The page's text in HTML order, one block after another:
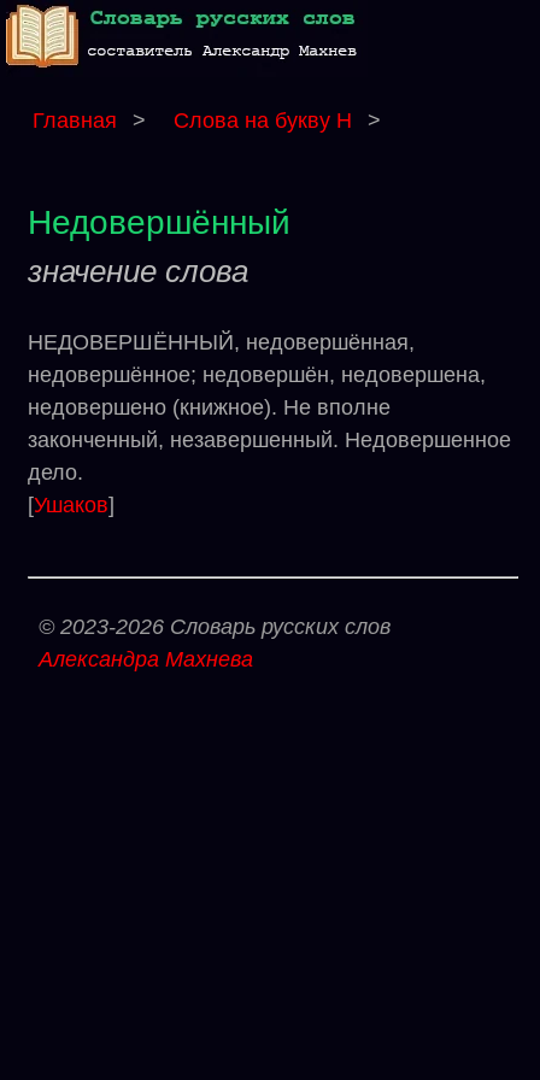
Главная > Слова на букву Н >
Недовершённый
значение слова
НЕДОВЕРШЁННЫЙ, недовершённая,
недовершённое; недовершён, недовершена,
недовершено (книжное). Не вполне
законченный, незавершенный. Недовершенное
дело.
[Ушаков]
© 2023-2026 Словарь русских слов
Александра Махнева